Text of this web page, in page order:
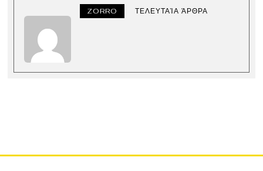
ZORRO ΤΕΛΕΥΤΑΊΑ ΆΡΘΡΑ